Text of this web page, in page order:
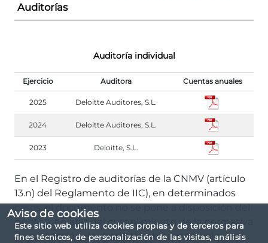
Aviso de cookies
Este sitio web utiliza cookies propias y de terceros para
fines técnicos, de personalización de las visitas, análisis
Auditorías
Auditoría individual
Ejercicio Auditora Cuentas anuales
2025 Deloitte Auditores, S.L.
2024 Deloitte Auditores, S.L.
2023 Deloitte, S.L.
En el Registro de auditorías de la CNMV (artículo
13.n) del Reglamento de IIC), en determinados
casos, el documento no se pone a disposición del
público, en aras del cumplimiento de la normativa
de protección de datos. No obstante, cualquier